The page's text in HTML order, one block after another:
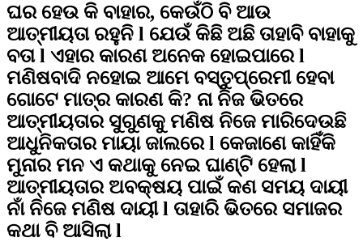
ଘର ହେଉ କି ବାହାର, କେଉଁଠି ବି ଆଉ
ଆତ୍ମୀୟତା ରହୁନି l ଯେଉଁ କିଛି ଅଛି ତାହାବି ବାହାକୁ
ବତା l ଏହାର କାରଣ ଅନେକ ହୋଇପାରେ l
ମଣିଷବାଦି ନହୋଇ ଆମେ ବସ୍ତୁପ୍ରେମୀ ହେବା
ଗୋଟେ ମାତ୍ର କାରଣ କି? ନା ନିଜ ଭିତରେ
ଆତ୍ମୀୟତାର ସୁଗୁଣକୁ ମଣିଷ ନିଜେ ମାରିଦେଉଛି
ଆଧୁନିକତାର ମାୟା ଜାଲରେ l କେଜାଣେ କାହିଁକି
ମୁନାର ମନ ଏ କଥାକୁ ନେଇ ଘାଣ୍ଟି ହେଲା l
ଆତ୍ମୀୟତାର ଅବକ୍ଷୟ ପାଇଁ କଣ ସମୟ ଦାୟୀ
ନାଁ ନିଜେ ମଣିଷ ଦାୟୀ l ତାହାରି ଭିତରେ ସମାଜର
କଥା ବି ଆସିଲା l